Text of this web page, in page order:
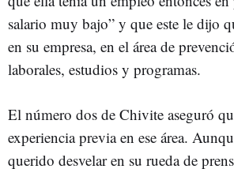
salario muy bajo” y que este le dijo
en su empresa, en el área de
laborales, estudios y programas.
El número dos de Chivite aseguró
experiencia previa en ese área.
querido desvelar en su rueda de